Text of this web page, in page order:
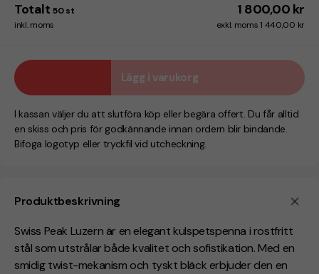
Produktbeskrivning
Swiss Peak Luzern är en elegant kulspetspenna i rostfritt
stål som utstrålar både kvalitet och sofistikation. Med en
smidig twist-mekanism och tyskt bläck erbjuder den en
Totalt 50 st 1 800,00 kr
inkl. moms exkl. moms 1 440,00 kr
Lägg i varukorg
I kassan väljer du att slutföra köp eller begära offert. Du får alltid
en skiss och pris för godkännande innan ordern blir bindande.
Bifoga logotyp eller tryckfil vid utcheckning.